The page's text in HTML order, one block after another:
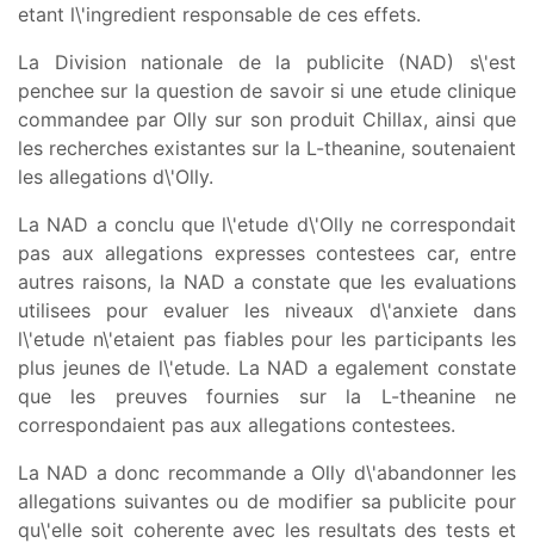
etant l\'ingredient responsable de ces effets.
La Division nationale de la publicite (NAD) s\'est
penchee sur la question de savoir si une etude clinique
commandee par Olly sur son produit Chillax, ainsi que
les recherches existantes sur la L-theanine, soutenaient
les allegations d\'Olly.
La NAD a conclu que l\'etude d\'Olly ne correspondait
pas aux allegations expresses contestees car, entre
autres raisons, la NAD a constate que les evaluations
utilisees pour evaluer les niveaux d\'anxiete dans
l\'etude n\'etaient pas fiables pour les participants les
plus jeunes de l\'etude. La NAD a egalement constate
que les preuves fournies sur la L-theanine ne
correspondaient pas aux allegations contestees.
La NAD a donc recommande a Olly d\'abandonner les
allegations suivantes ou de modifier sa publicite pour
qu\'elle soit coherente avec les resultats des tests et